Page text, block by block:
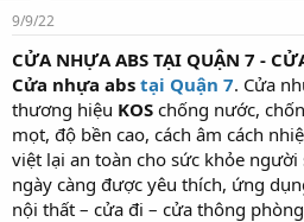
s
t
a
r
t
e
r
9/9/22
CỬA NHỰA ABS TẠI QUẬN 7 -
Cửa nhựa abs tại Quận 7. Cửa
thương hiệu KOS chống nước,
mọt, độ bền cao, cách âm cách
việt lại an toàn cho sức khỏe
ngày càng được yêu thích, ứng
nội thất – cửa đi – cửa thông